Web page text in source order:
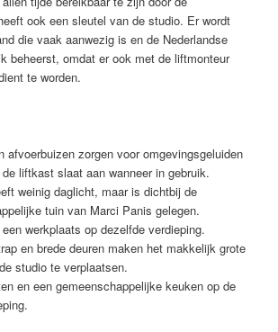
ook een sleutel van de studio. Er wordt
die vaak aanwezig is en de Nederlandse
beheerst, omdat er ook met de liftmonteur
te worden.
afvoerbuizen zorgen voor omgevingsgeluiden
liftkast slaat aan wanneer in gebruik.
weinig daglicht, maar is dichtbij de
tuin van Marci Panis gelegen.
werkplaats op dezelfde verdieping.
en brede deuren maken het makkelijk grote
studio te verplaatsen.
en een gemeenschappelijke keuken op de